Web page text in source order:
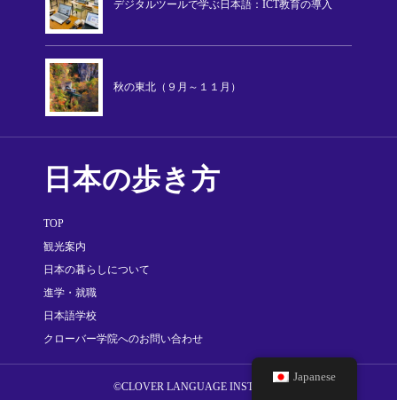
デジタルツールで学ぶ日本語：ICT教育の導入
秋の東北（９月～１１月）
日本の歩き方
TOP
観光案内
日本の暮らしについて
進学・就職
日本語学校
クローバー学院へのお問い合わせ
©CLOVER LANGUAGE INSTITUTE
Japanese